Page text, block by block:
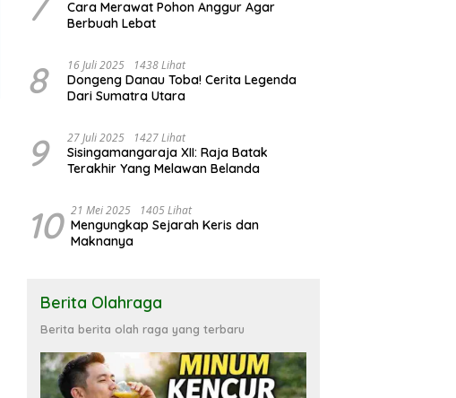
Cara Merawat Pohon Anggur Agar
Berbuah Lebat
8 16 Juli 2025 1438 Lihat
Dongeng Danau Toba! Cerita Legenda
Dari Sumatra Utara
9 27 Juli 2025 1427 Lihat
Sisingamangaraja XII: Raja Batak
Terakhir Yang Melawan Belanda
10 21 Mei 2025 1405 Lihat
Mengungkap Sejarah Keris dan
Maknanya
Berita Olahraga
Berita berita olah raga yang terbaru